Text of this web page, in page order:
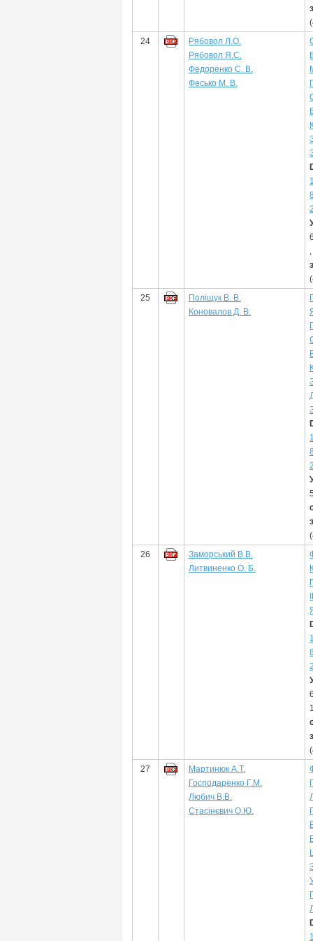
24
Рябовол Л.О.
Рябовол Я.С.
Федоренко С. В.
Фесько М. В.
,
25
Поліщук В. В.
Коновалов Д. В.
26
Заморський В.В.
Литвиненко О. Б.
27
Мартинюк А.Т.
Господаренко Г.М.
Любич В.В.
Стасінєвич О.Ю.